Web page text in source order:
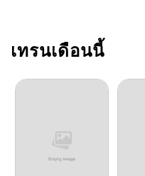
ตอนที่ 1
เทรนเดือนนี้